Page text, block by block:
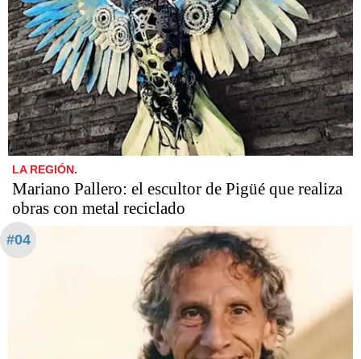
LA REGIÓN.
Mariano Pallero: el escultor de Pigüé que realiza
obras con metal reciclado
#04